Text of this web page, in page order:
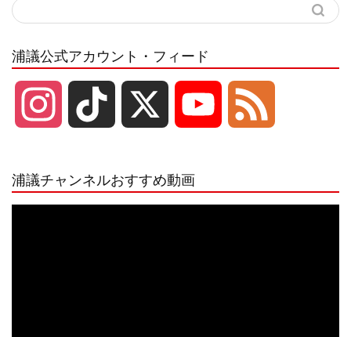
浦議公式アカウント・フィード
浦議チャンネルおすすめ動画